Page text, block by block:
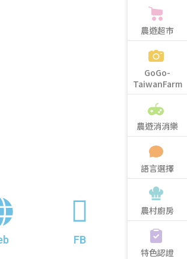
FB
農遊超市
GoGo-
TaiwanFarm
農遊消消樂
語言選擇
農村廚房
特色認證